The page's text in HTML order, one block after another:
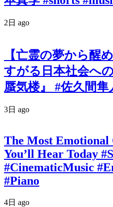
2日 ago
【亡霊の夢から醒
すがる日本社会へ
蜃気楼』 #佐久間隼
3日 ago
The Most
You’ll Hear Today
#CinematicMusic
#Piano
4日 ago